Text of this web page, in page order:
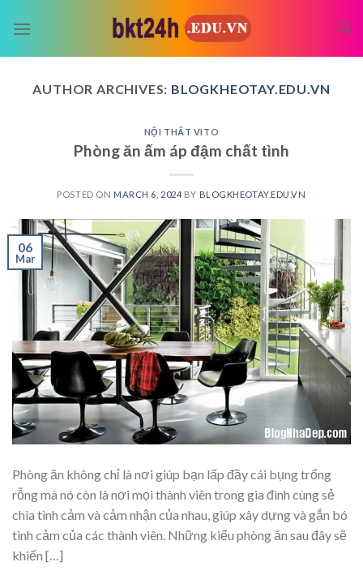
AUTHOR ARCHIVES: BLOGKHEOTAY.EDU.VN
NỘI THẤT VITO
Phòng ăn ấm áp đậm chất tình
POSTED ON MARCH 6, 2024 BY BLOGKHEOTAY.EDU.VN
06
Mar
Phòng ăn không chỉ là nơi giúp bạn lấp đầy cái bụng trống
rỗng mà nó còn là nơi mọi thành viên trong gia đình cùng sẻ
chia tình cảm và cảm nhận của nhau, giúp xây dựng và gắn bó
tình cảm của các thành viên. Những kiểu phòng ăn sau đây sẽ
khiến […]